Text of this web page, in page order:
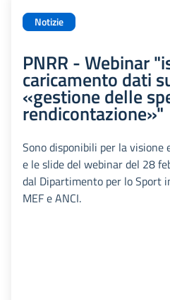
Notizie
PNRR - Webinar
caricamento dati
«gestione delle
rendicontazione»"
Sono disponibili per la visione
e le slide del webinar del 28
dal Dipartimento per lo Sport
MEF e ANCI.